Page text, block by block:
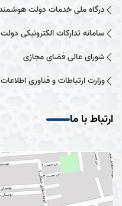
درگاه ملی خدمات دولت
سامانه تدارکات الکترونیکی
شورای عالی فضای مجازی
وزارت ارتباطات و فناوری اطلاعات
ارتباط با ما